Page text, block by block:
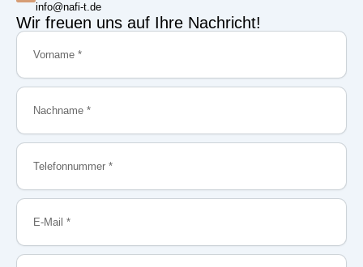
info@nafi-t.de
Wir freuen uns auf Ihre Nachricht!
Vorname
Nachname
Telefonnummer
E-
Mail
–